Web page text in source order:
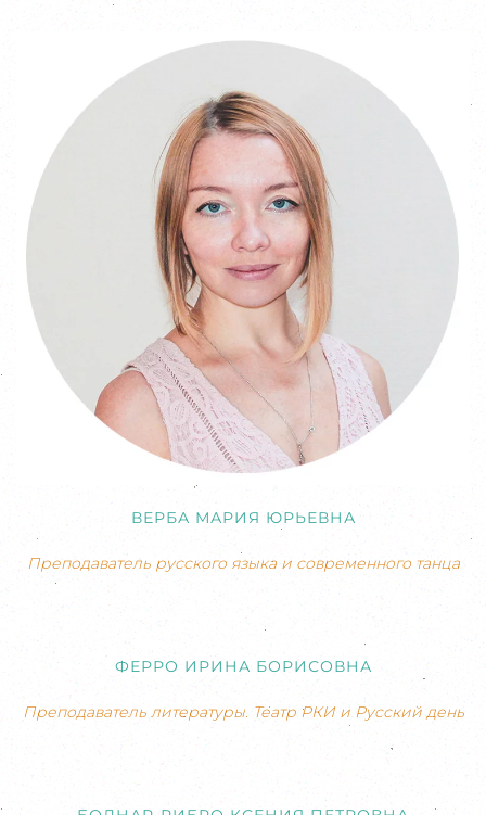
ВЕРБА МАРИЯ ЮРЬЕВНА
Преподаватель русского языка и современного танца
ФЕРРО ИРИНА БОРИСОВНА
Преподаватель литературы. Театр РКИ и Русский день